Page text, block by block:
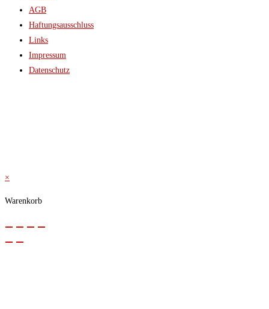
AGB
Haftungsausschluss
Links
Impressum
Datenschutz
×
Warenkorb